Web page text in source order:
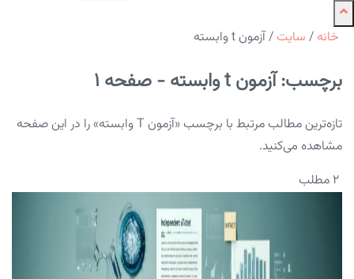
خانه / سایت /آزمون t وابسته
برچسب: آزمون t وابسته - صفحه 1
تازه‌ترین مطالب مرتبط با برچسب «آزمون T وابسته» را در این صفحه
مشاهده می‌کنید.
۲ مطلب